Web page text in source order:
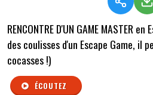
RENCONTRE D'UN GAME MASTER
des coulisses d'un Escape Game, il
cocasses !)
ÉCOUTEZ